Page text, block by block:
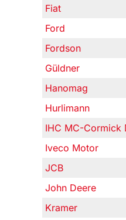
Fiat
Ford
Fordson
Güldner
Hanomag
Hurlimann
IHC MC-Cormick
Iveco Motor
JCB
John Deere
Kramer